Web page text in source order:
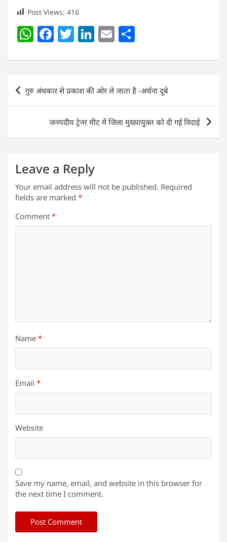
Post Views: 416
W
at
s
A
F
c
e
b
o
o
T
itt
er
Li
k
e
dI
n
E
ai
l
ar
e
Post
navigation
गुरु अंधकार से प्रकाश की ओर ले जाता है -अर्चना दूबे
जनपदीय ट्रेनर मीट में जिला मुख्यायुक्त को दी गई विदाई
Leave a Reply
Your email address will not be published. Required
fields are marked *
Comment *
Name *
Email *
Website
Save my name, email, and website in this browser for
the next time I comment.